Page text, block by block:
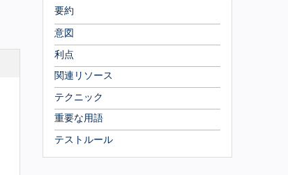
要約
意図
利点
関連リソース
テクニック
重要な用語
テストルール